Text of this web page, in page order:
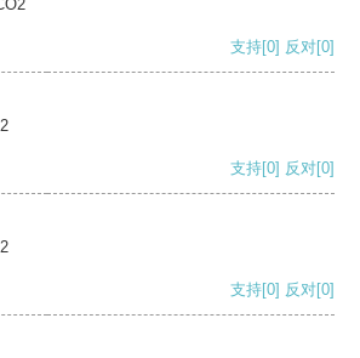
支持[0] 反对[0]
支持[0] 反对[0]
支持[0] 反对[0]